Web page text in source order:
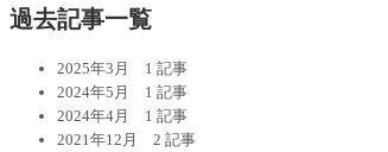
過去記事一覧
2025年3月 1 記事
2024年5月 1 記事
2024年4月 1 記事
2021年12月 2 記事